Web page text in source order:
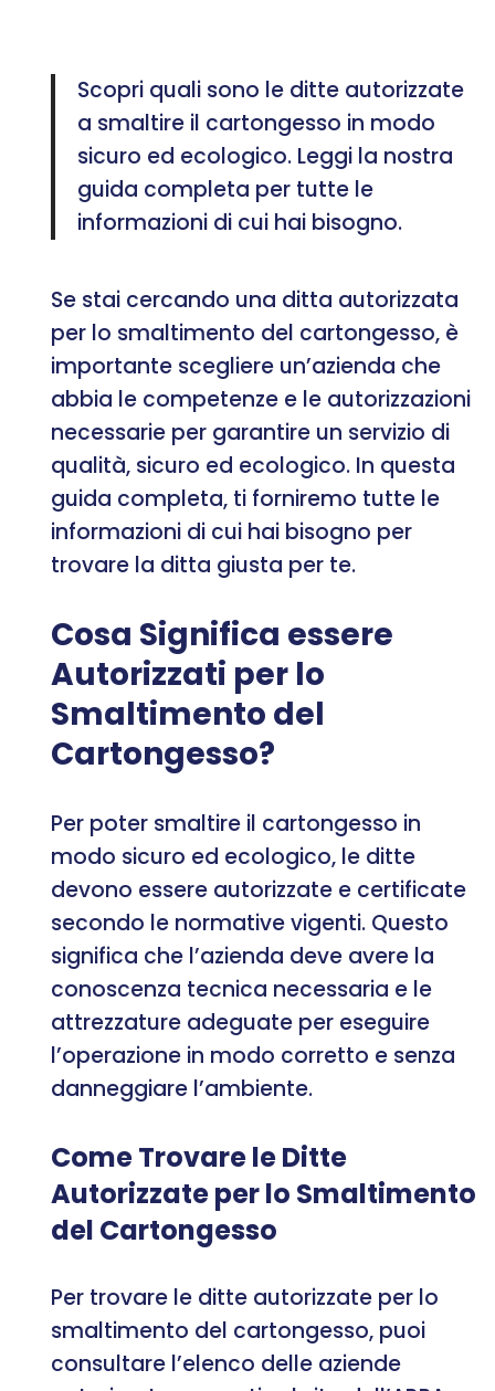
Scopri quali sono le ditte autorizzate
a smaltire il cartongesso in modo
sicuro ed ecologico. Leggi la nostra
guida completa per tutte le
informazioni di cui hai bisogno.
Se stai cercando una ditta autorizzata
per lo smaltimento del cartongesso, è
importante scegliere un’azienda che
abbia le competenze e le autorizzazioni
necessarie per garantire un servizio di
qualità, sicuro ed ecologico. In questa
guida completa, ti forniremo tutte le
informazioni di cui hai bisogno per
trovare la ditta giusta per te.
Cosa Significa essere
Autorizzati per lo
Smaltimento del
Cartongesso?
Per poter smaltire il cartongesso in
modo sicuro ed ecologico, le ditte
devono essere autorizzate e certificate
secondo le normative vigenti. Questo
significa che l’azienda deve avere la
conoscenza tecnica necessaria e le
attrezzature adeguate per eseguire
l’operazione in modo corretto e senza
danneggiare l’ambiente.
Come Trovare le Ditte
Autorizzate per lo Smaltimento
del Cartongesso
Per trovare le ditte autorizzate per lo
smaltimento del cartongesso, puoi
consultare l’elenco delle aziende